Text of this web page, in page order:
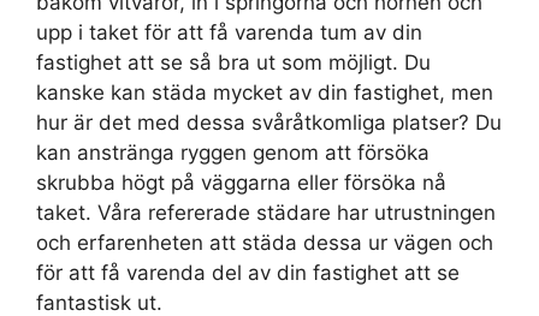
upp i taket för att få varenda tum av din
fastighet att se så bra ut som möjligt. Du
kanske kan städa mycket av din fastighet, men
hur är det med dessa svåråtkomliga platser? Du
kan anstränga ryggen genom att försöka
skrubba högt på väggarna eller försöka nå
taket. Våra refererade städare har utrustningen
och erfarenheten att städa dessa ur vägen och
för att få varenda del av din fastighet att se
fantastisk ut.